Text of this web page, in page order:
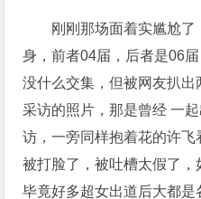
刚刚那场面着实尴尬
身，前者04届，后者是06
没什么交集，但被网友扒
采访的照片，那是曾经 一
访，一旁同样抱着花的许
被打脸了，被吐槽太假了，
毕竟好多超女出道后大都是